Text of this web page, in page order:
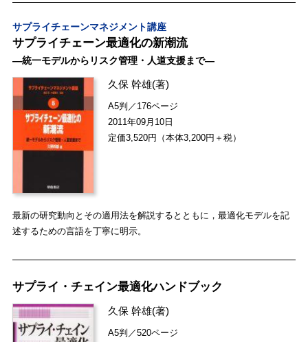
サプライチェーンマネジメント講座
サプライチェーン最適化の新潮流
―統一モデルからリスク管理・人道支援まで―
久保 幹雄(著)
A5判／176ページ
2011年09月10日
定価3,520円（本体3,200円＋税）
最新の研究動向とその適用法を解説するとともに，最適化モデルを記
述するための言語を丁寧に明示。
サプライ・チェイン最適化ハンドブック
久保 幹雄(著)
A5判／520ページ